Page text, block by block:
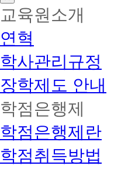
교육원소개
연혁
학사관리규정
장학제도 안내
학점은행제
학점은행제란
학점취득방법